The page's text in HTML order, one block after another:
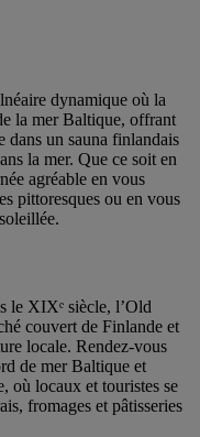
dynamique où la
la mer Baltique, offrant
dans un sauna finlandais
la mer. Que ce soit en
agréable en vous
pittoresques ou en vous
le XIXᵉ siècle, l’Old
couvert de Finlande et
locale. Rendez-vous
de mer Baltique et
où locaux et touristes se
fromages et pâtisseries